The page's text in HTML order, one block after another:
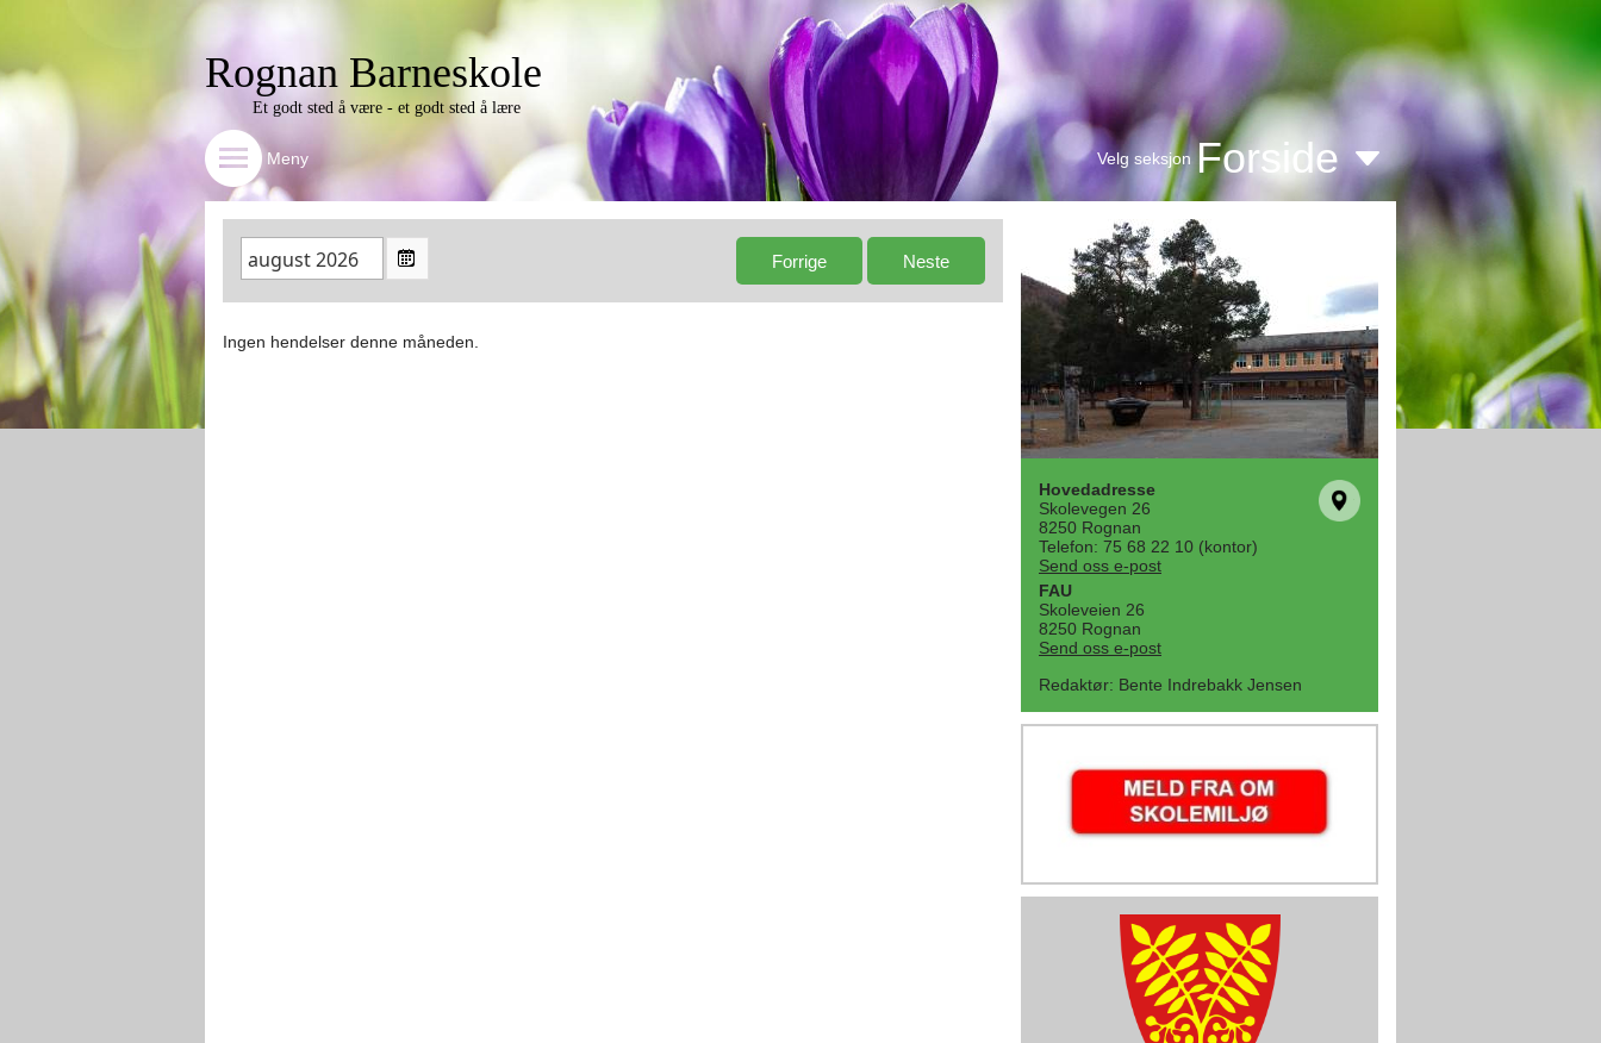
Rognan Barneskole
Et godt sted å være - et godt sted å lære
Meny Velg seksjon Forside
Hovedadresse
Skolevegen 26
8250 Rognan
Telefon: 75 68 22 10 (kontor)
Send oss e-post
FAU
Skoleveien 26
8250 Rognan
Send oss e-post
Redaktør: Bente Indrebakk Jensen
Ingen hendelser denne måneden.